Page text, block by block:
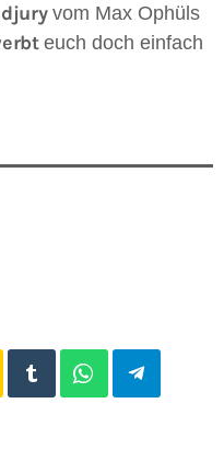
vom Max Ophüls
euch doch einfach